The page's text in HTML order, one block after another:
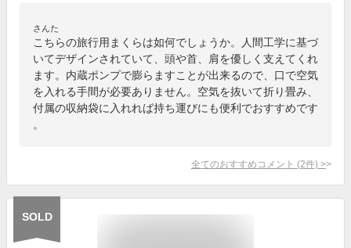
さんた
こちらの旅行用まくらは如何でしょうか。人間工学に基づ
いてデザインされていて、頭や首、肩を優しく支えてくれ
ます。内蔵ポンプで膨らますことが出来るので、口で空気
を入れる手間が必要ありません。空気を抜いて折り畳み、
付属の収納袋に入れれば持ち運びにも便利でおすすめです
。
全てのおすすめコメント (2件) >
SOLD